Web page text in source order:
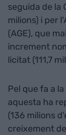
seguida de la
milions) i per
(AGE), que
increment
licitat (111,7
Pel que fa a
aquesta ha
(136 milions
creixement